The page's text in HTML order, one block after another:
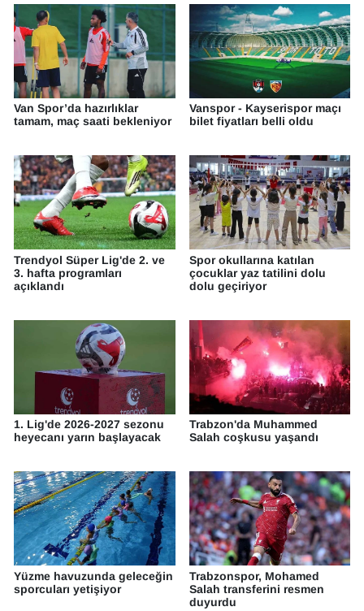
Van Spor’da hazırlıklar
tamam, maç saati bekleniyor
Vanspor - Kayserispor maçı
bilet fiyatları belli oldu
Trendyol Süper Lig'de 2. ve
3. hafta programları
açıklandı
Spor okullarına katılan
çocuklar yaz tatilini dolu
dolu geçiriyor
1. Lig'de 2026-2027 sezonu
heyecanı yarın başlayacak
Trabzon'da Muhammed
Salah coşkusu yaşandı
Yüzme havuzunda geleceğin
sporcuları yetişiyor
Trabzonspor, Mohamed
Salah transferini resmen
duyurdu
SPOR
TEBRİK
TEKNOLOJİ
VAN'DA SPOR
Vasıta
YAŞAM